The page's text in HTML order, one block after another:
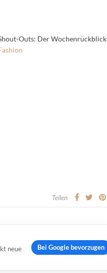
Outs: Der Wochenrückblick
Teilen
neue
Bei Google bevorzugen